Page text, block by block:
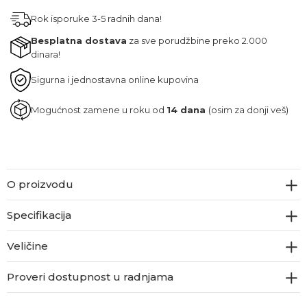
Rok isporuke 3-5 radnih dana!
Besplatna dostava za sve porudžbine preko 2.000
dinara!
Sigurna i jednostavna online kupovina
Mogućnost zamene u roku od 14 dana (osim za donji veš)
O proizvodu
Specifikacija
Veličine
Proveri dostupnost u radnjama